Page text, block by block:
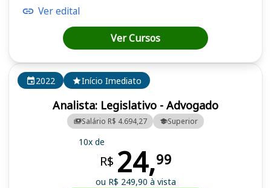
2022 Início Imediato
Analista: Legislativo - Advogado
Salário R$ 4.694,27 Superior
10x de
R$ 24,99
ou R$ 249,90 à vista
Ver edital
Ver Cursos